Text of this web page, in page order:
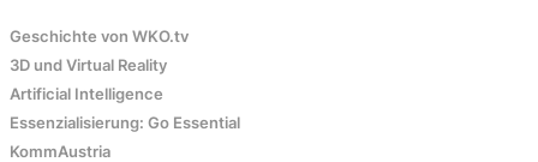
Geschichte von WKO.tv
3D und Virtual Reality
Artificial Intelligence
Essenzialisierung: Go Essential
KommAustria